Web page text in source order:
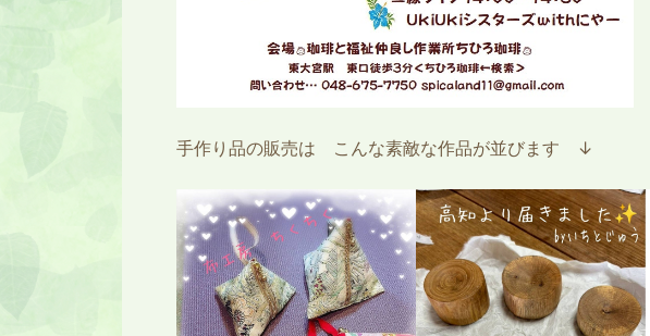
手作り品の販売は こんな素敵な作品が並びます ↓